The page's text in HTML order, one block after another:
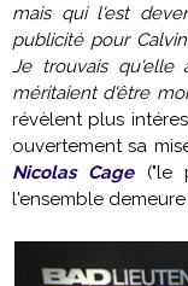
mais qui l'est
publicité pour
Je trouvais
méritaient d'être
révèlent plus
ouvertement sa
Nicolas Cage("le
l'ensemble